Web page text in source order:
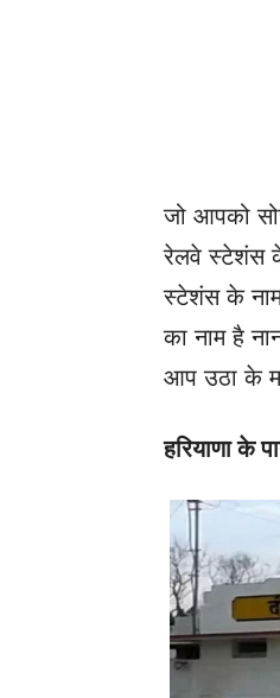
जो आपको
रेलवे स्टेशंस
स्टेशंस के
का नाम है
आप उठा के
हरियाणा के